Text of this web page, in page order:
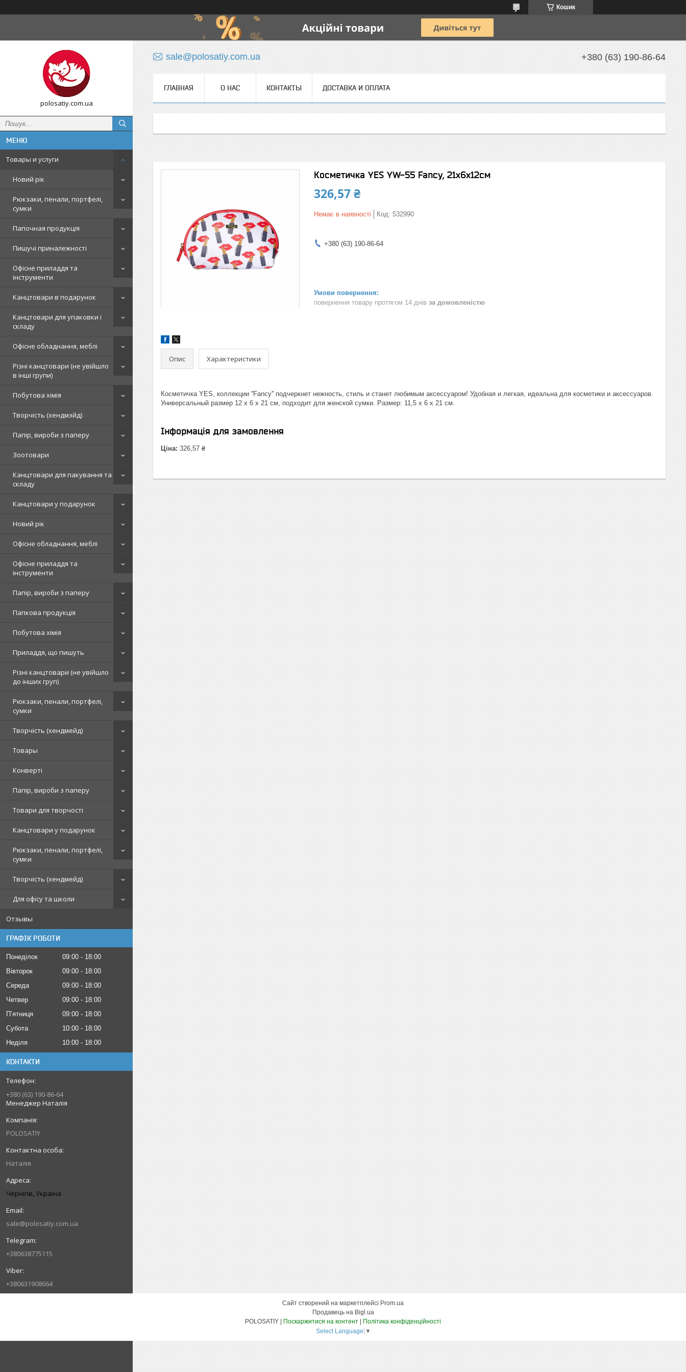
Кошик
polosatiy.com.ua
Товары и услуги
Новий рік
Рюкзаки, пенали, портфелі,
сумки
Папочная продукція
Пишучі приналежності
Офісне приладдя та
інструменти
Канцтовари в подарунок
Канцтовари для упаковки і
складу
Офісне обладнання, меблі
Різні канцтовари (не увійшло
в інші групи)
Побутова хімія
Творчість (хендмэйд)
Папір, вироби з паперу
Зоотовари
Канцтовари для пакування та
складу
Канцтовари у подарунок
Новий рік
Офісне обладнання, меблі
Офісне приладдя та
інструменти
Папір, вироби з паперу
Папкова продукція
Побутова хімія
Приладдя, що пишуть
Різні канцтовари (не увійшло
до інших груп)
Рюкзаки, пенали, портфелі,
сумки
Творчість (хендмейд)
Товары
Конверті
Папір, вироби з паперу
Товари для творчості
Канцтовари у подарунок
Рюкзаки, пенали, портфелі,
сумки
Творчість (хендмейд)
Для офісу та школи
Отзывы
ГРАФІК РОБОТИ
Понеділок 09:00
18:00
Вівторок
09:00
18:00
Середа
09:00
18:00
Четвер
09:00
18:00
Пʼятниця
09:00
18:00
Субота
10:00
18:00
Неділя
10:00 18:00
КОНТАКТИ
+380 (63) 190-86-64
Менеджер Наталія
POLOSATIY
Наталія
Чернігів, Україна
sale@polosatiy.com.ua
+380638775115
+380631908664
sale@polosatiy.com.ua +380 (63) 190-86-64
ГЛАВНАЯ О НАС КОНТАКТЫ ДОСТАВКА И ОПЛАТА
Косметичка YES YW-55 Fancy, 21x6x12см
326,57 ₴
Немає в наявності Код: 532990
+380 (63) 190-86-64
повернення товару протягом 14 днів за домовленістю
Опис Характеристики
Косметичка YES, коллекции ''Fancy'' подчеркнет нежность, стиль и станет любимым аксессуаром! Удобная и легкая, идеальна для косметики и аксессуаров.
Универсальный размер 12 х 6 х 21 см, подходит для женской сумки. Размер: 11,5 х 6 х 21 см.
Інформація для замовлення
Ціна: 326,57 ₴
Сайт створений на маркетплейсі Prom.ua
Продавець на Bigl.ua
Поскаржитися на контент
Політика конфіденційності
Select Language ▼